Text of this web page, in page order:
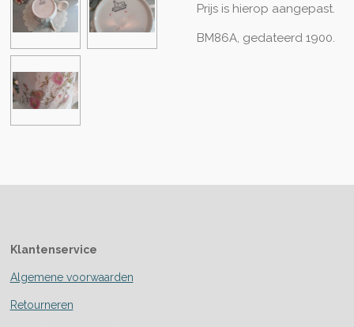
Prijs is hierop aangepast.
BM86A, gedateerd 1900.
Klantenservice
Algemene voorwaarden
Retourneren